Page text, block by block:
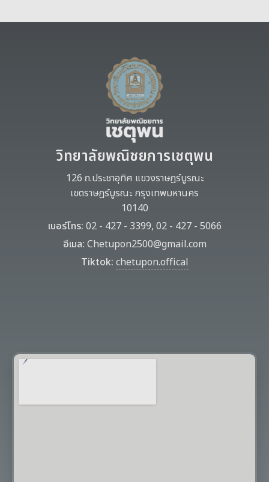
วิทยาลัยพณิชยการเชตุพน
126 ถ.ประชาอุทิศ แขวงราษฎร์บูรณะ
เขตราษฎร์บูรณะ กรุงเทพมหานคร
10140
เบอร์โทร: 02 - 427 - 3399, 02 - 427 - 5066
อีเมล: Chetupon2500@gmail.com
Tiktok: chetupon.offical